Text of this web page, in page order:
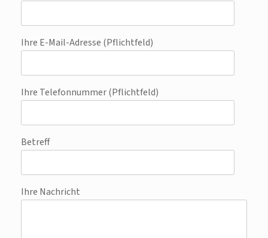
Ihre E-Mail-Adresse (Pflichtfeld)
Ihre Telefonnummer (Pflichtfeld)
Betreff
Ihre Nachricht